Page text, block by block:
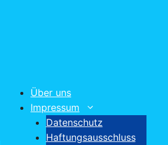
Über uns
Impressum
Datenschutz
Haftungsausschluss